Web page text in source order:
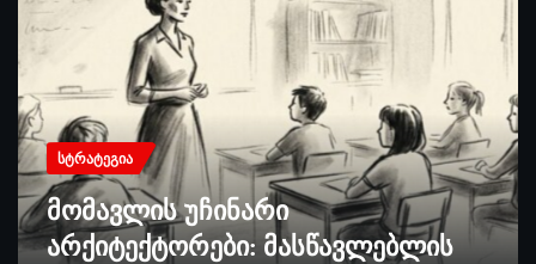
ᲡᲢᲠᲐᲢᲔᲒᲘᲐ
მომავლის უჩინარი
არქიტექტორები: მასწავლებლის